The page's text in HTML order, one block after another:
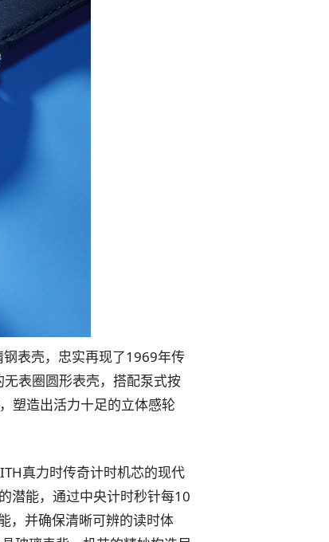
表壳，忠实再现了1969年传
表圈圆形表壳，搭配泵式按
塑造出活力十足的立体感轮
真力时传奇计时机芯的现代
潜能，通过中央计时秒针每10
，并确保清晰可辨的读时体